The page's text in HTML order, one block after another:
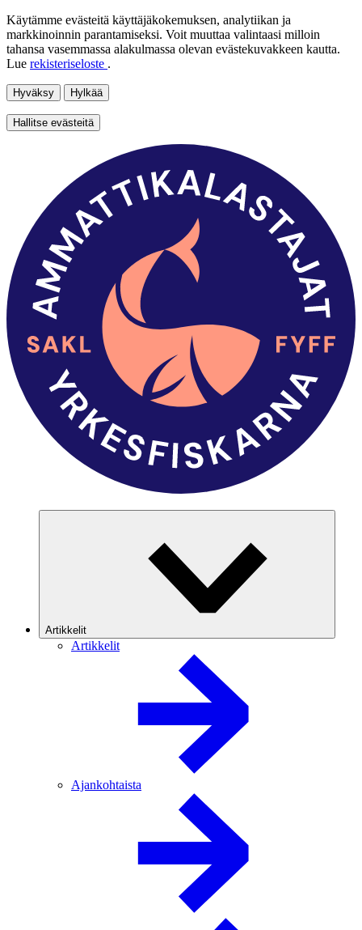
Käytämme evästeitä käyttäjäkokemuksen, analytiikan ja
markkinoinnin parantamiseksi. Voit muuttaa valintaasi milloin
tahansa vasemmassa alakulmassa olevan evästekuvakkeen kautta.
Lue rekisteriseloste .
Hyväksy Hylkää
Hallitse evästeitä
Artikkelit
Artikkelit
Ajankohtaista